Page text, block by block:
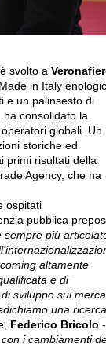
svolto a
in Italy
e un palinsesto di
consolidato la
globali. Un
storiche ed
primi risultati della
Agency, che ha
ospitati
pubblica
sempre più
altamente
e di
sviluppo sui
una ricerca
Federico Bricolo -
i cambiamenti